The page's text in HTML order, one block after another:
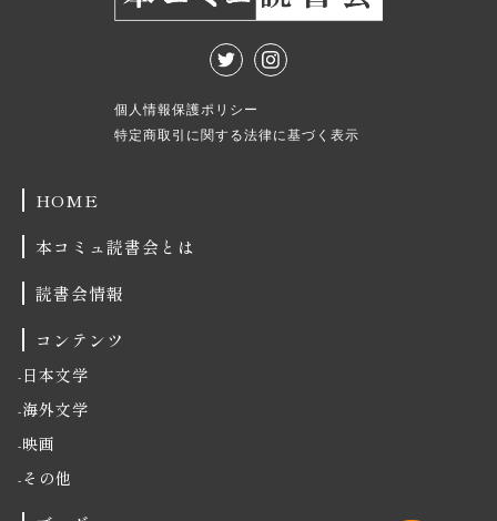
個人情報保護ポリシー
特定商取引に関する法律に基づく表示
HOME
本コミュ読書会とは
読書会情報
コンテンツ
日本文学
海外文学
映画
その他